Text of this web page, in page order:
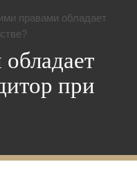
правами обладает
при